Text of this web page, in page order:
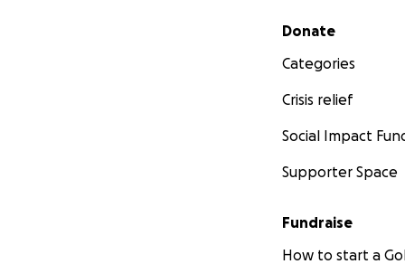
Secondary menu
Donate
Categories
Crisis relief
Social Impact
Supporter Space
Fundraise
How to start a